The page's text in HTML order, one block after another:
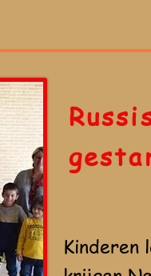
Kinderen